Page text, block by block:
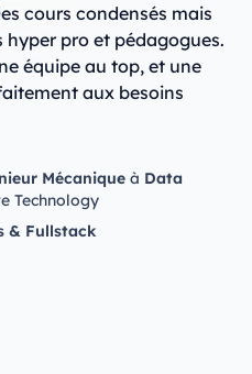
Mécanique à Data
Technology
& Fullstack
cours condensés mais
pro et pédagogues.
équipe au top, et une
aux besoins